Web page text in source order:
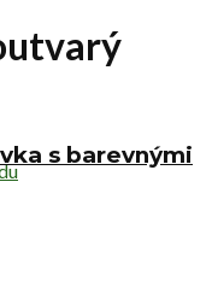
s barevnými